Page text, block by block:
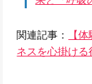
関連記事：
【
ネスを心掛ける